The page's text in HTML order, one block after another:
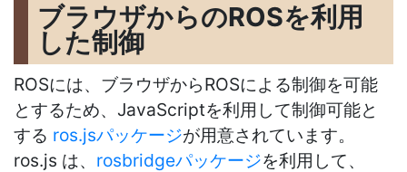
ブラウザからのROSを利用
した制御
ROSには、ブラウザからROSによる制御を可能
とするため、JavaScriptを利用して制御可能と
する ros.jsパッケージが用意されています。
ros.js は、 rosbridgeパッケージを利用して、